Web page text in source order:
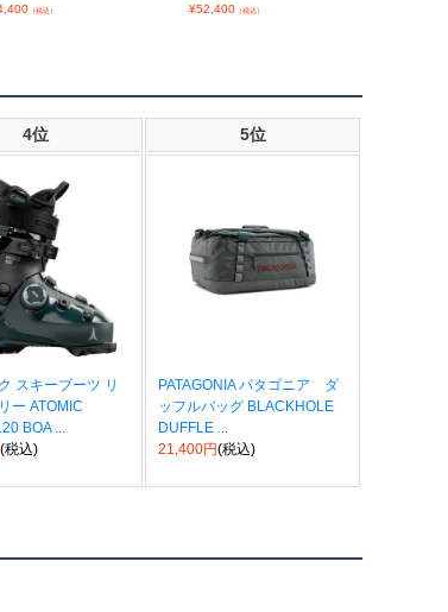
（税込） ¥52,400（税込）
4位 5位
スキーブーツ リ
ー ATOMIC
BOA ...
(税込)
PATAGONIA パタゴニア ダ
ッフルバッグ BLACKHOLE
DUFFLE ...
21,400円(税込)